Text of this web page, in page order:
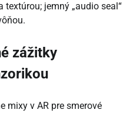
jemný „audio seal“
zážitky
mixy v AR pre smerové